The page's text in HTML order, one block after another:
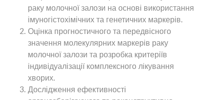
раку молочної залози на основі використання
імуногістохімічних та генетичних маркерів.
Оцінка прогностичного та передвісного
значення молекулярних маркерів раку
молочної залози та розробка критеріїв
індивідуалізації комплексного лікування
хворих.
Дослідження ефективності